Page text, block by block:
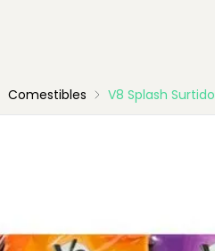
Comestibles V8 Splash Surtido